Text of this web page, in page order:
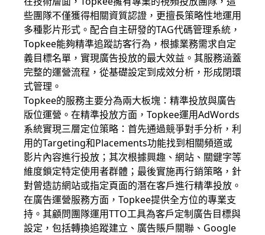
些團隊不僅獲得相關資質認證，更擅長策略性地運用
多種影片形式。配合自主研發的TAG代碼管理系統，
Topkee能夠精準追蹤訪客行為，根據業務需求自定
義目標名單，實現廣告投放的最大效益。其服務涵蓋
完整的運營流程，從基礎設定到成效分析，形成閉環
式管理。
Topkee的服務主要分為兩大板塊：精準投放與廣告
版位運營。在精準投放方面，Topkee運用AdWords
系統實現三層定位策略：首先通過競爭對手分析，利
用的Targeting和Placements功能找到相關頻道或
影片內容進行投放；其次根據興趣、網站、關鍵字等
維度鎖定特定使用者群體；最後實施再行銷策略，針
對曾造訪網站或指定頁面的潛在客戶進行精準投放。
在廣告運營服務方面，Topkee提供全方位的專業支
持。其顧問團隊運用TTO工具為客戶定制廣告目標與
設定，包括轉換追蹤建立、廣告賬戶關聯、Google